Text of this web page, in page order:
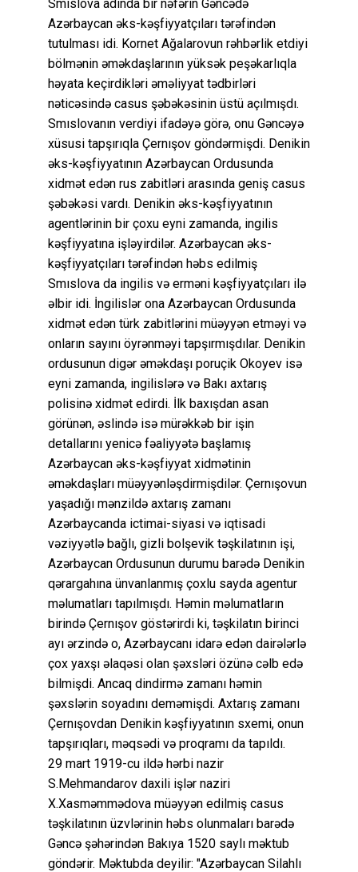
Smıslova adında bir nəfərin Gəncədə
Azərbaycan əks-kəşfiyyatçıları tərəfindən
tutulması idi. Kornet Ağalarovun rəhbərlik etdiyi
bölmənin əməkdaşlarının yüksək peşəkarlıqla
həyata keçirdikləri əməliyyat tədbirləri
nəticəsində casus şəbəkəsinin üstü açılmışdı.
Smıslovanın verdiyi ifadəyə görə, onu Gəncəyə
xüsusi tapşırıqla Çernışov göndərmişdi. Denikin
əks-kəşfiyyatının Azərbaycan Ordusunda
xidmət edən rus zabitləri arasında geniş casus
şəbəkəsi vardı. Denikin əks-kəşfiyyatının
agentlərinin bir çoxu eyni zamanda, ingilis
kəşfiyyatına işləyirdilər. Azərbaycan əks-
kəşfiyyatçıları tərəfindən həbs edilmiş
Smıslova da ingilis və erməni kəşfiyyatçıları ilə
əlbir idi. İngilislər ona Azərbaycan Ordusunda
xidmət edən türk zabitlərini müəyyən etməyi və
onların sayını öyrənməyi tapşırmışdılar. Denikin
ordusunun digər əməkdaşı poruçik Okoyev isə
eyni zamanda, ingilislərə və Bakı axtarış
polisinə xidmət edirdi. İlk baxışdan asan
görünən, əslində isə mürəkkəb bir işin
detallarını yenicə fəaliyyətə başlamış
Azərbaycan əks-kəşfiyyat xidmətinin
əməkdaşları müəyyənləşdirmişdilər. Çernışovun
yaşadığı mənzildə axtarış zamanı
Azərbaycanda ictimai-siyasi və iqtisadi
vəziyyətlə bağlı, gizli bolşevik təşkilatının işi,
Azərbaycan Ordusunun durumu barədə Denikin
qərargahına ünvanlanmış çoxlu sayda agentur
məlumatları tapılmışdı. Həmin məlumatların
birində Çernışov göstərirdi ki, təşkilatın birinci
ayı ərzində o, Azərbaycanı idarə edən dairələrlə
çox yaxşı əlaqəsi olan şəxsləri özünə cəlb edə
bilmişdi. Ancaq dindirmə zamanı həmin
şəxslərin soyadını deməmişdi. Axtarış zamanı
Çernışovdan Denikin kəşfiyyatının sxemi, onun
tapşırıqları, məqsədi və proqramı da tapıldı.
29 mart 1919-cu ildə hərbi nazir
S.Mehmandarov daxili işlər naziri
X.Xasməmmədova müəyyən edilmiş casus
təşkilatının üzvlərinin həbs olunmaları barədə
Gəncə şəhərindən Bakıya 1520 saylı məktub
göndərir. Məktubda deyilir: "Azərbaycan Silahlı